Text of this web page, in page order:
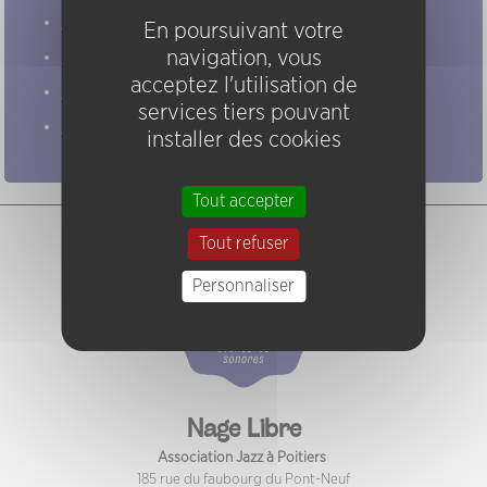
Evénements
Nage Libre
Association Jazz à Poitiers
185 rue du faubourg du Pont-Neuf
En poursuivant votre
navigation, vous
acceptez l'utilisation de
services tiers pouvant
installer des cookies
Tout accepter
Tout refuser
Personnaliser